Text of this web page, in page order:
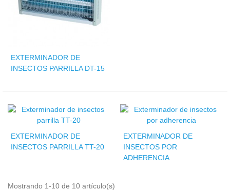
EXTERMINADOR DE
INSECTOS PARRILLA DT-15
EXTERMINADOR DE
INSECTOS PARRILLA TT-20
EXTERMINADOR DE
INSECTOS POR
ADHERENCIA
Mostrando 1-10 de 10 artículo(s)